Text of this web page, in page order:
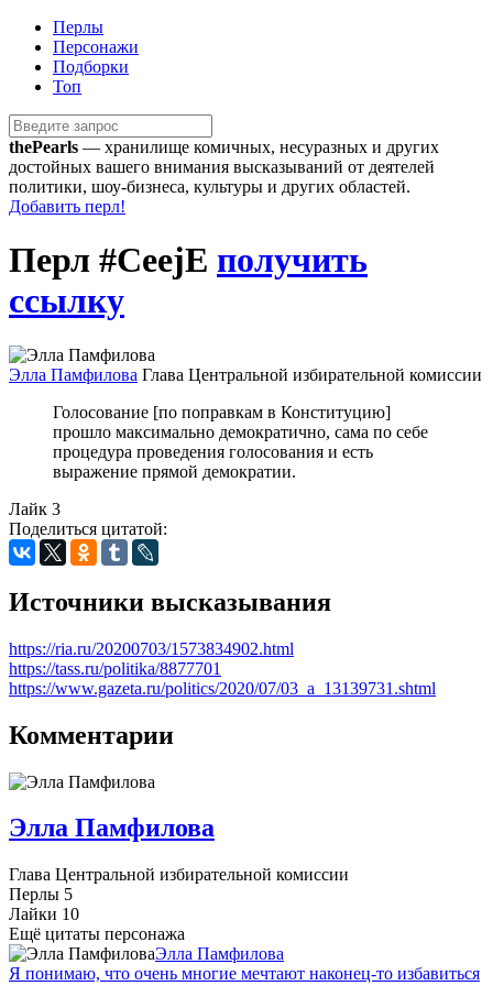
Перлы
Персонажи
Подборки
Топ
thePearls — хранилище комичных, несуразных и других
достойных вашего внимания высказываний от деятелей
политики, шоу-бизнеса, культуры и других областей.
Добавить перл!
Перл #CeejE получить
ссылку
Элла Памфилова Глава Центральной избирательной комиссии
Голосование [по поправкам в Конституцию]
прошло максимально демократично, сама по себе
процедура проведения голосования и есть
выражение прямой демократии.
Лайк 3
Поделиться цитатой:
Источники высказывания
https://ria.ru/20200703/1573834902.html
https://tass.ru/politika/8877701
https://www.gazeta.ru/politics/2020/07/03_a_13139731.shtml
Комментарии
Элла Памфилова
Глава Центральной избирательной комиссии
Перлы 5
Лайки 10
Ещё цитаты персонажа
Элла Памфилова
Я понимаю, что очень многие мечтают наконец-то избавиться